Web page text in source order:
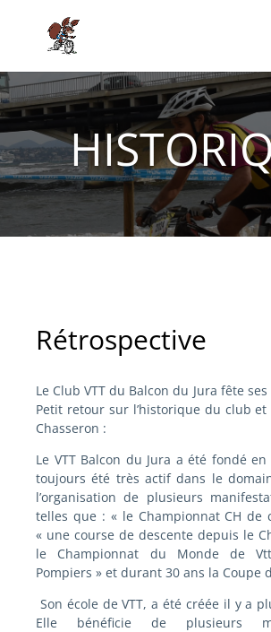
Rétrospective
Le Club VTT du Balcon du Jura fête
Petit retour sur l’historique du club
Chasseron :
Le VTT Balcon du Jura a été fondé
toujours été très actif dans le
l’organisation de plusieurs
telles que : « le Championnat CH de
« une course de descente depuis le
le Championnat du Monde de
Pompiers » et durant 30 ans la Coupe
Son école de VTT, a été créée il y a
Elle bénéficie de plusieurs